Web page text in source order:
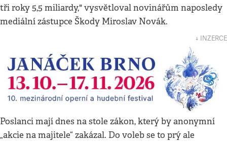
tři roky 5,5 miliardy," vysvětloval novinářům naposledy
mediální zástupce Škody Miroslav Novák.
↓ INZERCE
Poslanci mají dnes na stole zákon, který by anonymní
„akcie na majitele“ zakázal. Do voleb se to prý ale